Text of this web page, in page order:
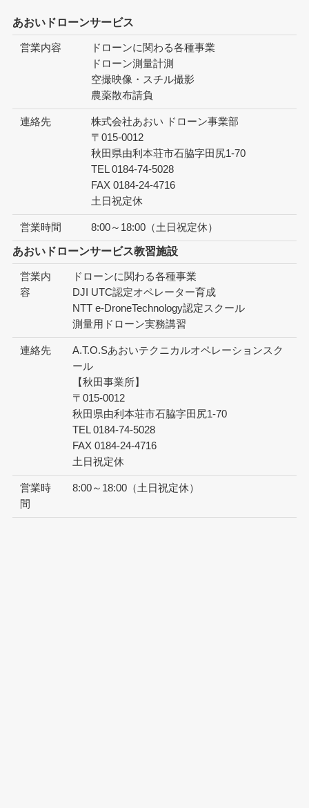
あおいドローンサービス
営業内容
ドローンに関わる各種事業
ドローン測量計測
空撮映像・スチル撮影
農薬散布請負
連絡先
株式会社あおい ドローン事業部
〒015-0012
秋田県由利本荘市石脇字田尻1-70
TEL 0184-74-5028
FAX 0184-24-4716
土日祝定休
営業時間 8:00～18:00（土日祝定休）
あおいドローンサービス教習施設
営業内
容
ドローンに関わる各種事業
DJI UTC認定オペレーター育成
NTT e-DroneTechnology認定スクール
測量用ドローン実務講習
連絡先
A.T.O.Sあおいテクニカルオペレーションスク
ール
【秋田事業所】
〒015-0012
秋田県由利本荘市石脇字田尻1-70
TEL 0184-74-5028
FAX 0184-24-4716
土日祝定休
営業時
間
8:00～18:00（土日祝定休）